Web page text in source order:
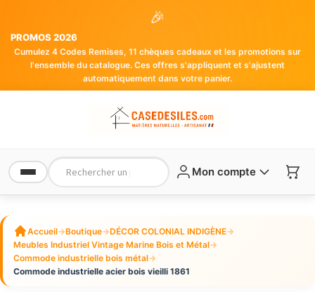
🎉
PROMOS 2026
Cumulez 4 Codes Remises, 11 chèques cadeaux et les promotions sur
l'ensemble du catalogue. Ces offres s'appliquent et s'ajustent
automatiquement dans votre panier.
Mon compte
Accueil→Boutique→DÉCOR COLONIAL INDIGÈNE→
Meubles Industriel Vintage Marine Bois et Métal→
Commode industrielle bois métal→
Commode industrielle acier bois vieilli 1861